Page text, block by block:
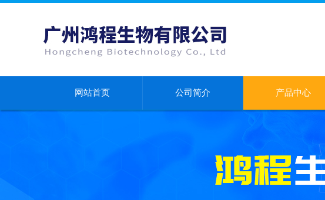
网站首页 公司简介 产品中心